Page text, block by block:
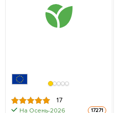
17
На Осень-2026 17271